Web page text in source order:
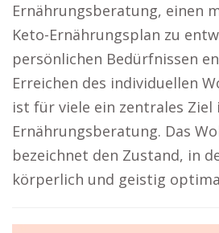
Ernährungsberatung, einen
Keto-Ernährungsplan zu
persönlichen Bedürfnissen
Erreichen des individuellen
ist für viele ein zentrales Ziel
Ernährungsberatung. Das
bezeichnet den Zustand, in
körperlich und geistig